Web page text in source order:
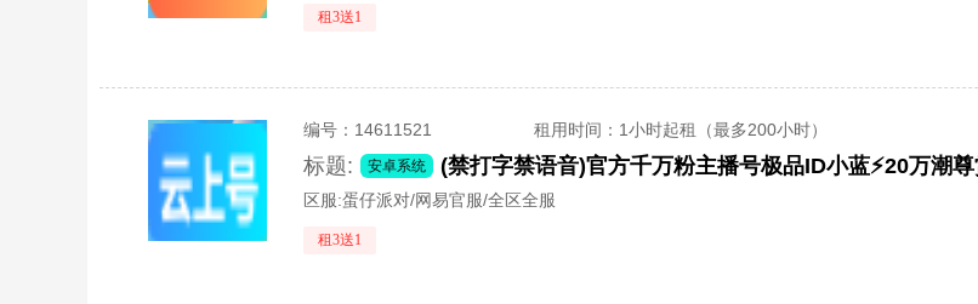
租3送1
编号： 14611521 租用时间 ：1小时起租（最多200小时）
标题: 安卓系统
区服:蛋仔派对/网易官服/全区全服
租3送1